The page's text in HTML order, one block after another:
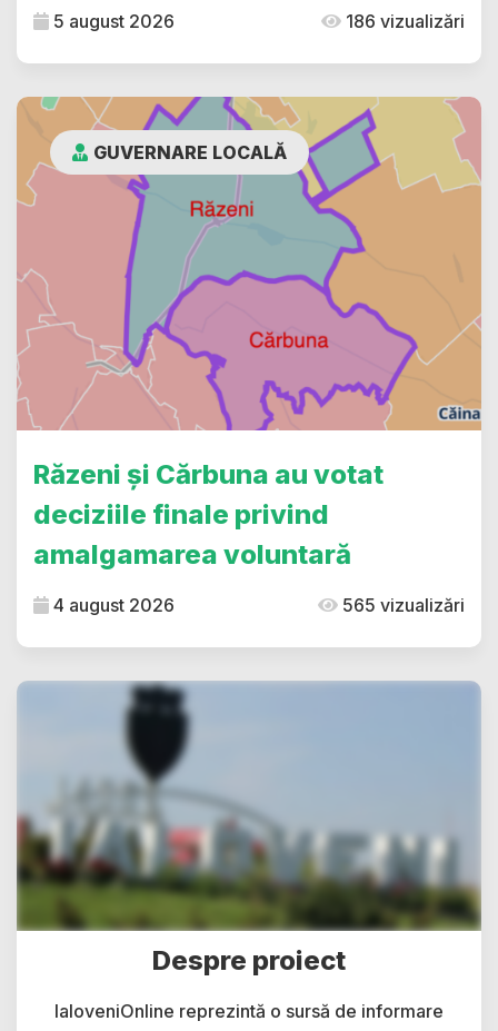
5 august 2026 186 vizualizări
GUVERNARE LOCALĂ
Răzeni și Cărbuna au votat
deciziile finale privind
amalgamarea voluntară
4 august 2026 565 vizualizări
Despre proiect
IaloveniOnline reprezintă o sursă de informare